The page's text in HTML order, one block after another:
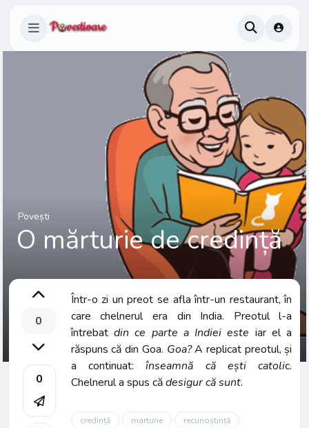
Povești
O mărturie de credință
0
0
Într-o zi un preot se afla într-un restaurant, în
care chelnerul era din India. Preotul l-a
întrebat din ce parte a Indiei este iar el a
răspuns că din Goa. Goa?A replicat preotul, și
a continuat:înseamnă că ești catolic.
Chelnerul a spus cădesigur că sunt.
credință marturie recunoștință